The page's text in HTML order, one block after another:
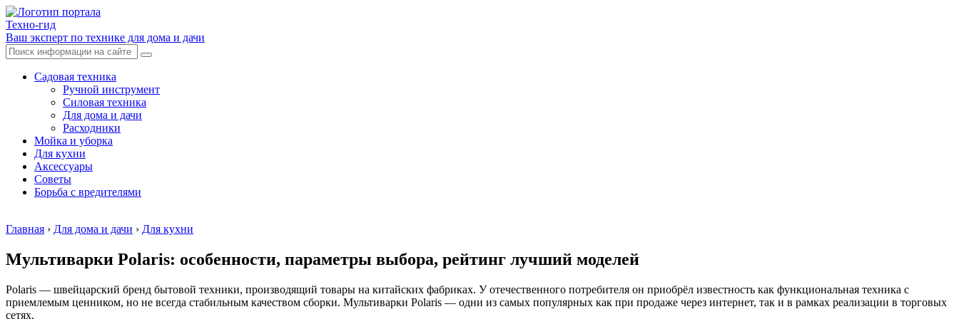
Техно-гид
Ваш эксперт по технике для дома и дачи
Садовая техника
Ручной инструмент
Силовая техника
Для дома и дачи
Расходники
Мойка и уборка
Для кухни
Аксессуары
Советы
Борьба с вредителями
Главная › Для дома и дачи › Для кухни
Мультиварки Polaris: особенности, параметры выбора, рейтинг лучший моделей
Polaris — швейцарский бренд бытовой техники, производящий товары на китайских фабриках. У отечественного потребителя он приобрёл известность как функциональная техника с
приемлемым ценником, но не всегда стабильным качеством сборки. Мультиварки Polaris — одни из самых популярных как при продаже через интернет, так и в рамках реализации в торговых
сетях.